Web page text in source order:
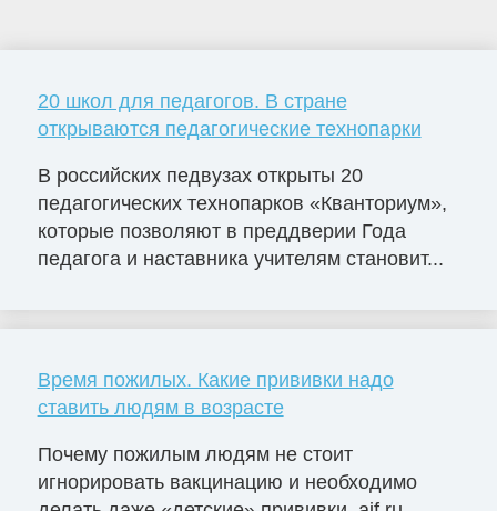
20 школ для педагогов. В стране
открываются педагогические технопарки
В российских педвузах открыты 20
педагогических технопарков «Кванториум»,
которые позволяют в преддверии Года
педагога и наставника учителям становит...
Время пожилых. Какие прививки надо
ставить людям в возрасте
Почему пожилым людям не стоит
игнорировать вакцинацию и необходимо